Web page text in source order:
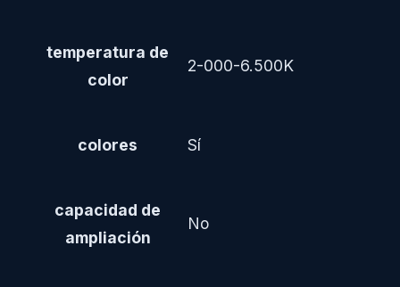
temperatura de
color
2-000-6.500K
colores Sí
capacidad de
ampliación
No